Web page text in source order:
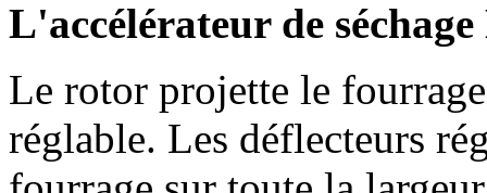
L'accélérateur de
Le rotor projette le
réglable. Les déflecteurs